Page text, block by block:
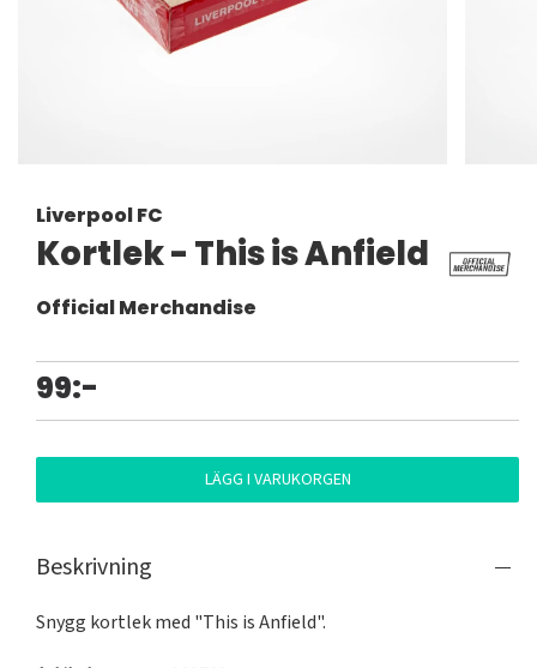
Liverpool FC
Kortlek - This is Anfield
Official Merchandise
99:-
LÄGG I VARUKORGEN
Beskrivning
Snygg kortlek med "This is Anfield".